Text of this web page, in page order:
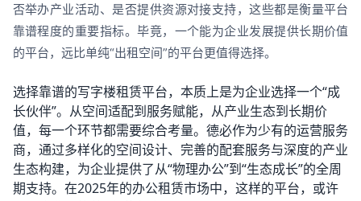
否举办产业活动、是否提供资源对接支持，这些都是衡量平台
靠谱程度的重要指标。毕竟，一个能为企业发展提供长期价值
的平台，远比单纯“出租空间”的平台更值得选择。
选择靠谱的写字楼租赁平台，本质上是为企业选择一个“成
长伙伴”。从空间适配到服务赋能，从产业生态到长期价
值，每一个环节都需要综合考量。德必作为少有的运营服务
商，通过多样化的空间设计、完善的配套服务与深度的产业
生态构建，为企业提供了从“物理办公”到“生态成长”的全周
期支持。在2025年的办公租赁市场中，这样的平台，或许